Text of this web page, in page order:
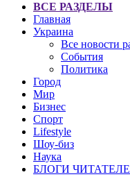
ВСЕ РАЗДЕЛЫ
Главная
Украина
Все новости
События
Политика
Город
Мир
Бизнес
Спорт
Lifestyle
Шоу-биз
Наука
БЛОГИ